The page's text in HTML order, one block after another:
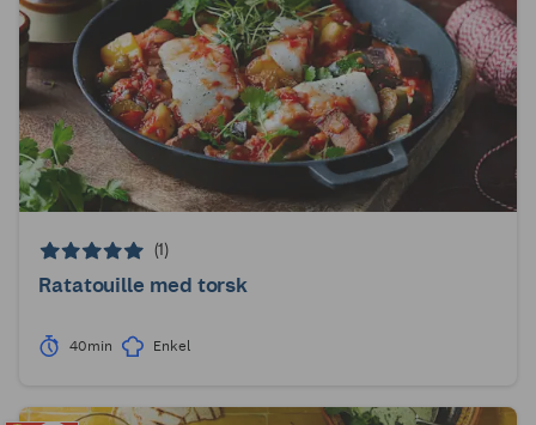
(1)
Ratatouille med torsk
40min Enkel